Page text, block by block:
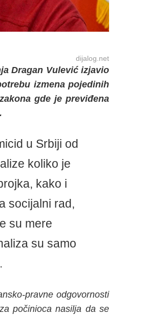
dijalog.net
Dragan Vulević izjavio
izmena pojedinih
gde je previđena
u Srbiji od
koliko je
kako i
socijalni rad,
su mere
su samo
pravne odgovornosti
počinioca nasilja da se